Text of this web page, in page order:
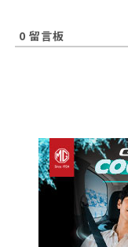
0 留言板